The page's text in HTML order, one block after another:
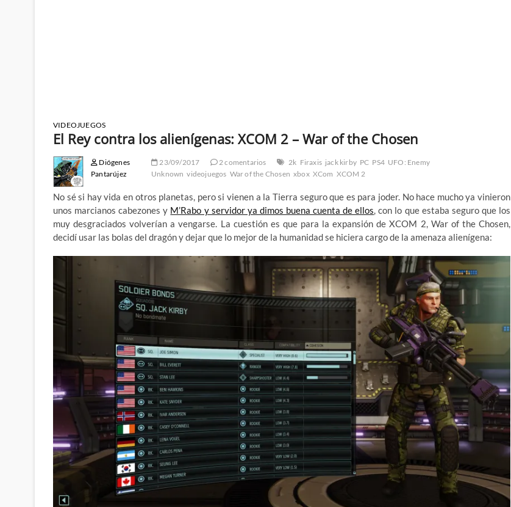
VIDEOJUEGOS
El Rey contra los alienígenas: XCOM 2 – War of the Chosen
Diógenes
Pantarújez
23/09/2017 2 comentarios 2k Firaxis jack kirby PC PS4 UFO: Enemy
Unknown videojuegos War of the Chosen xbox XCom XCOM 2
No sé si hay vida en otros planetas, pero si vienen a la Tierra seguro que es para joder. No hace mucho ya vinieron
unos marcianos cabezones y M’Rabo y servidor ya dimos buena cuenta de ellos, con lo que estaba seguro que los
muy desgraciados volverían a vengarse. La cuestión es que para la expansión de XCOM 2, War of the Chosen,
decidí usar las bolas del dragón y dejar que lo mejor de la humanidad se hiciera cargo de la amenaza alienígena: